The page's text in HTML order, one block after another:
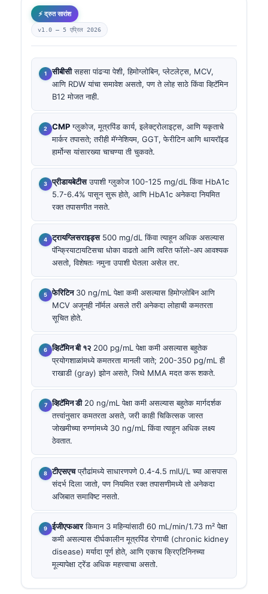
⚡ द्रुत सारांश
v1.0 — 5 एप्रिल 2026
सीबीसीसहसा पांढऱ्या पेशी, हिमोग्लोबिन, प्लेटलेट्स, MCV,
आणि RDW यांचा समावेश असतो, पण ते लोह साठे किंवा व्हिटॅमिन
B12 मोजत नाही.
CMPग्लुकोज, मूत्रपिंड कार्य, इलेक्ट्रोलाइट्स, आणि यकृताचे
मार्कर तपासते; तरीही मॅग्नेशियम, GGT, फेरीटिन आणि थायरॉइड
हार्मोन्स यांसारख्या चाचण्या ती चुकवते.
प्रीडायबेटीसउपाशी ग्लुकोज 100-125 mg/dL किंवा HbA1c
5.7-6.4% पासून सुरू होते, आणि HbA1c अनेकदा नियमित
रक्त तपासणीत नसते.
ट्रायग्लिसराइड्स500 mg/dL किंवा त्याहून अधिक असल्यास
पॅन्क्रियाटायटिसचा धोका वाढतो आणि त्वरित फॉलो-अप आवश्यक
असतो, विशेषतः नमुना उपाशी घेतला असेल तर.
फेरिटिन30 ng/mL पेक्षा कमी असल्यास हिमोग्लोबिन आणि
MCV अजूनही नॉर्मल असले तरी अनेकदा लोहाची कमतरता
सूचित होते.
व्हिटॅमिन बी १२ 200 pg/mL पेक्षा कमी असल्यास बहुतेक
प्रयोगशाळांमध्ये कमतरता मानली जाते; 200-350 pg/mL ही
राखाडी (gray) झोन असते, जिथे MMA मदत करू शकते.
व्हिटॅमिन डी20 ng/mL पेक्षा कमी असल्यास बहुतेक मार्गदर्शक
तत्त्वांनुसार कमतरता असते, जरी काही चिकित्सक जास्त
जोखमीच्या रुग्णांमध्ये 30 ng/mL किंवा त्याहून अधिक लक्ष्य
ठेवतात.
टीएसएचप्रौढांमध्ये साधारणपणे 0.4-4.5 mIU/L च्या आसपास
संदर्भ दिला जातो, पण नियमित रक्त तपासणीमध्ये तो अनेकदा
अजिबात समाविष्ट नसतो.
ईजीएफआरकिमान 3 महिन्यांसाठी 60 mL/min/1.73 m² पेक्षा
कमी असल्यास दीर्घकालीन मूत्रपिंड रोगाची (chronic kidney
disease) मर्यादा पूर्ण होते, आणि एकाच क्रिएटिनिनच्या
मूल्यापेक्षा ट्रेंड अधिक महत्त्वाचा असतो.